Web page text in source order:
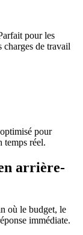
pour les
charges de travail
pour
temps réel.
arrière-
où le budget, le
immédiate.